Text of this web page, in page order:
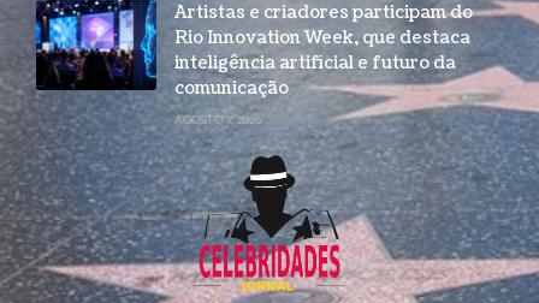
Artistas e criadores participam do
Rio Innovation Week, que destaca
inteligência artificial e futuro da
comunicação
AGOSTO 7, 2026